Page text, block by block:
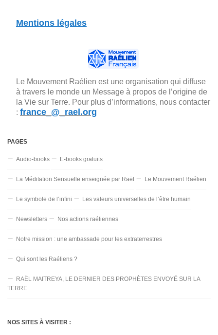
Mentions légales
Le Mouvement Raélien est une organisation qui diffuse
à travers le monde un Message à propos de l’origine de
la Vie sur Terre. Pour plus d’informations, nous contacter
: france_@_rael.org
PAGES
Audio-books E-books gratuits
La Méditation Sensuelle enseignée par Raël Le Mouvement Raélien
Le symbole de l’infini Les valeurs universelles de l’être humain
Newsletters Nos actions raéliennes
Notre mission : une ambassade pour les extraterrestres
Qui sont les Raéliens ?
RAËL MAITREYA, LE DERNIER DES PROPHÈTES ENVOYÉ SUR LA
TERRE
NOS SITES À VISITER :